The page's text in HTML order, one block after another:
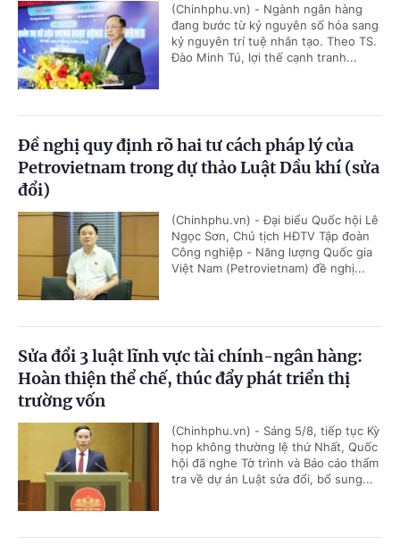
(Chinhphu.vn) - Ngành ngân hàng
đang bước từ kỷ nguyên số hóa sang
kỷ nguyên trí tuệ nhân tạo. Theo TS.
Đào Minh Tú, lợi thế cạnh tranh...
Đề nghị quy định rõ hai tư cách pháp lý của
Petrovietnam trong dự thảo Luật Dầu khí (sửa
đổi)
(Chinhphu.vn) - Đại biểu Quốc hội Lê
Ngọc Sơn, Chủ tịch HĐTV Tập đoàn
Công nghiệp - Năng lượng Quốc gia
Việt Nam (Petrovietnam) đề nghị...
Sửa đổi 3 luật lĩnh vực tài chính-ngân hàng:
Hoàn thiện thể chế, thúc đẩy phát triển thị
trường vốn
(Chinhphu.vn) - Sáng 5/8, tiếp tục Kỳ
họp không thường lệ thứ Nhất, Quốc
hội đã nghe Tờ trình và Báo cáo thẩm
tra về dự án Luật sửa đổi, bổ sung...